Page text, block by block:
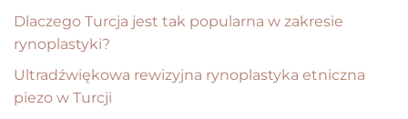
Dlaczego Turcja jest tak popularna w zakresie
rynoplastyki?
Ultradźwiękowa rewizyjna rynoplastyka etniczna
piezo w Turcji